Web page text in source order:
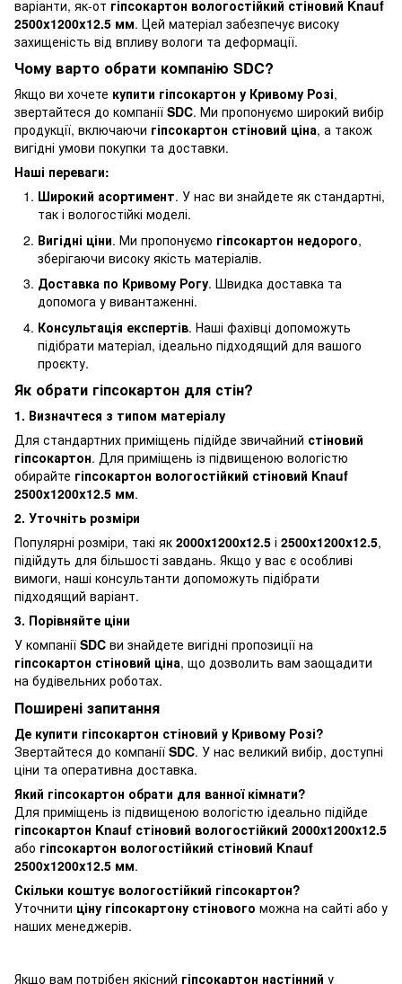
варіанти, як-от гіпсокартон вологостійкий стіновий Knauf
2500x1200x12.5 мм. Цей матеріал забезпечує високу
захищеність від впливу вологи та деформації.
Чому варто обрати компанію SDC?
Якщо ви хочете купити гіпсокартон у Кривому Розі,
звертайтеся до компанії SDC. Ми пропонуємо широкий вибір
продукції, включаючи гіпсокартон стіновий ціна, а також
вигідні умови покупки та доставки.
Наші переваги:
Широкий асортимент. У нас ви знайдете як стандартні,
так і вологостійкі моделі.
Вигідні ціни. Ми пропонуємо гіпсокартон недорого,
зберігаючи високу якість матеріалів.
Доставка по Кривому Рогу. Швидка доставка та
допомога у вивантаженні.
Консультація експертів. Наші фахівці допоможуть
підібрати матеріал, ідеально підходящий для вашого
проєкту.
Як обрати гіпсокартон для стін?
1. Визначтеся з типом матеріалу
Для стандартних приміщень підійде звичайний стіновий
гіпсокартон. Для приміщень із підвищеною вологістю
обирайте гіпсокартон вологостійкий стіновий Knauf
2500x1200x12.5 мм.
2. Уточніть розміри
Популярні розміри, такі як 2000х1200х12.5 і 2500x1200x12.5,
підійдуть для більшості завдань. Якщо у вас є особливі
вимоги, наші консультанти допоможуть підібрати
підходящий варіант.
3. Порівняйте ціни
У компанії SDC ви знайдете вигідні пропозиції на
гіпсокартон стіновий ціна, що дозволить вам заощадити
на будівельних роботах.
Поширені запитання
Де купити гіпсокартон стіновий у Кривому Розі?
Звертайтеся до компанії SDC. У нас великий вибір, доступні
ціни та оперативна доставка.
Який гіпсокартон обрати для ванної кімнати?
Для приміщень із підвищеною вологістю ідеально підійде
гіпсокартон Knauf стіновий вологостійкий 2000х1200х12.5
або гіпсокартон вологостійкий стіновий Knauf
2500x1200x12.5 мм.
Скільки коштує вологостійкий гіпсокартон?
Уточнити ціну гіпсокартону стінового можна на сайті або у
наших менеджерів.
Якщо вам потрібен якісний гіпсокартон настінний у